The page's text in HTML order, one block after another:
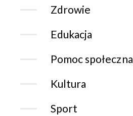
Zdrowie
Edukacja
Pomoc społeczna
Kultura
Sport